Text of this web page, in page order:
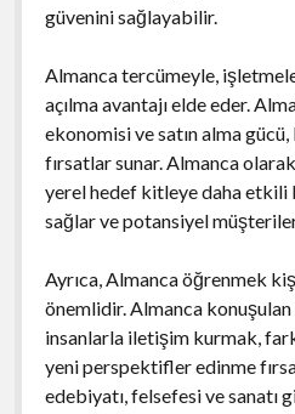
güvenini sağlayabilir.
Almanca tercümeyle,
açılma avantajı elde eder.
ekonomisi ve satın alma
fırsatlar sunar. Almanca
yerel hedef kitleye daha etkili
sağlar ve potansiyel
Ayrıca, Almanca öğrenmek
önemlidir. Almanca
insanlarla iletişim kurmak,
yeni perspektifler edinme
edebiyatı, felsefesi ve sanatı